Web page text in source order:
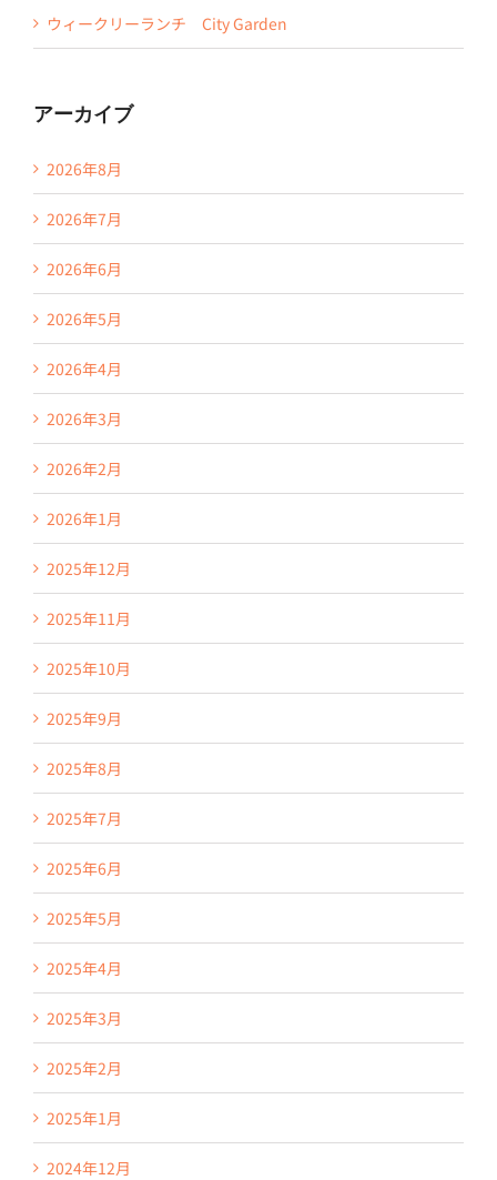
ウィークリーランチ City Garden
アーカイブ
2026年8月
2026年7月
2026年6月
2026年5月
2026年4月
2026年3月
2026年2月
2026年1月
2025年12月
2025年11月
2025年10月
2025年9月
2025年8月
2025年7月
2025年6月
2025年5月
2025年4月
2025年3月
2025年2月
2025年1月
2024年12月